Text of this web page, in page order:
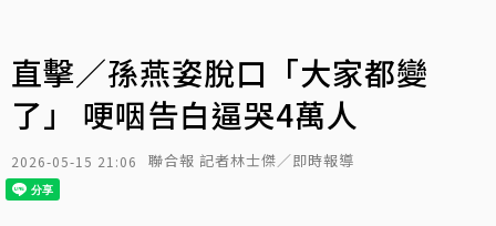
直擊／孫燕姿脫口「大家都變
了」 哽咽告白逼哭4萬人
2026-05-15 21:06 聯合報 記者林士傑／即時報導